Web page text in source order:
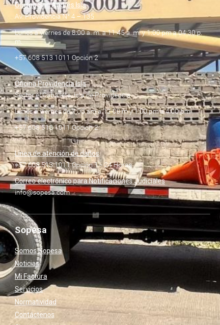
Oficina San Andrés Isla
Av. Providencia N° 4 – 135
Lunes a viernes de 8:00 a. m. a 11:45 a. m. y 1:00 pm a 04:30 p.
m.
+57 608 513 1011 Opción 2
Oficina Providencia Isla
Sector el Caballete, Isla de Providencia
Lunes a viernes de 7:00 am a 12:00 m y 1:00 pm a 4:00 pm
+57 608 513 1011 Opción 2
Línea de atención de daños
+57 608 513 1011 Opción 1– 24 Horas
Correo electrónico para Notificaciones Judiciales
info@sopesa.com
Sopesa
Somos Sopesa
Noticias
Mi Factura
Servicios
Normatividad
Contáctenos